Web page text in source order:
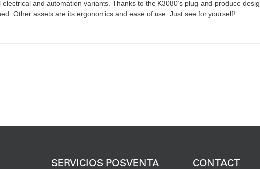
and automation variants. Thanks to the K3080’s plug-and-produce
Other assets are its ergonomics and ease of use. Just see for yourself!
SERVICIOS POSVENTA CONTACT